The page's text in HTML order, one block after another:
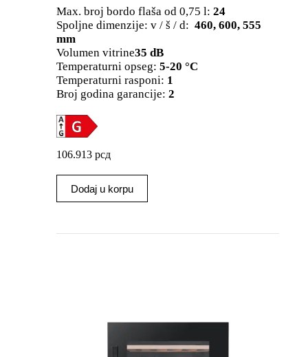
Max. broj bordo flaša od 0,75 l: 24
Spoljne dimenzije: v / š / d: 460, 600, 555
mm
Volumen vitrine35 dB
Temperaturni opseg: 5-20 °C
Temperaturni rasponi: 1
Broj godina garancije: 2
106.913 рсд
Dodaj u korpu